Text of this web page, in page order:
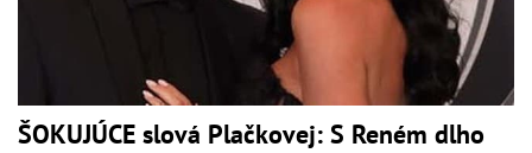
ŠOKUJÚCE slová Plačkovej: S Reném dlho